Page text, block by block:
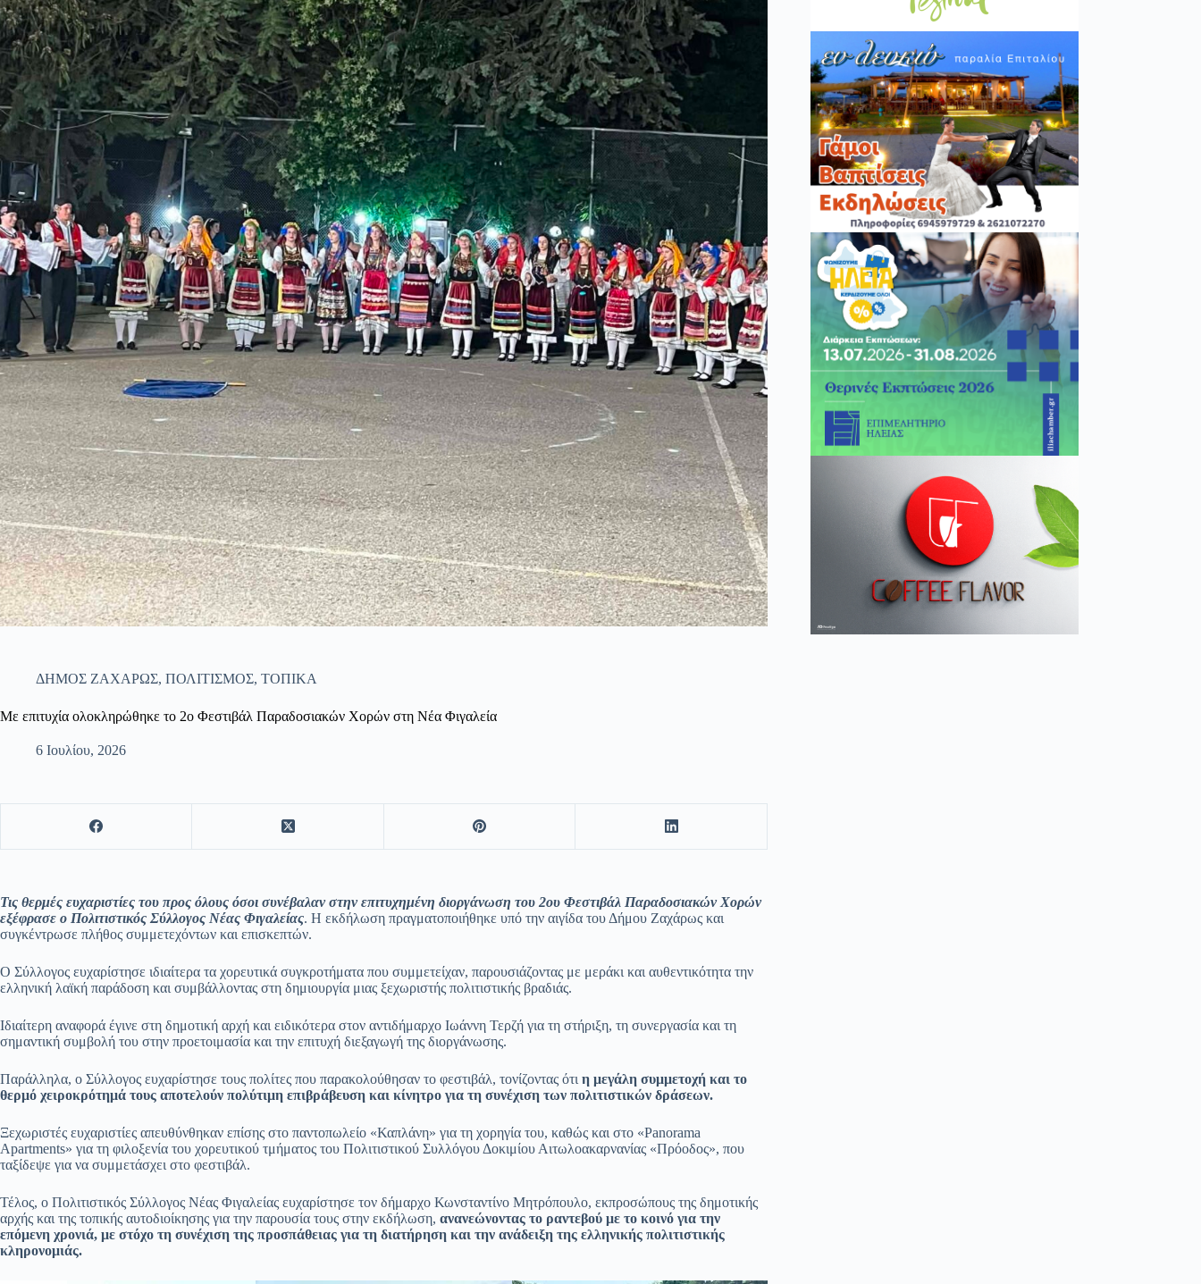
ΔΗΜΟΣ ΖΑΧΑΡΩΣ, ΠΟΛΙΤΙΣΜΟΣ, ΤΟΠΙΚΑ
Με επιτυχία ολοκληρώθηκε το 2ο Φεστιβάλ Παραδοσιακών Χορών στη Νέα Φιγαλεία
6 Ιουλίου, 2026
Τις θερμές ευχαριστίες του προς όλους όσοι συνέβαλαν στην επιτυχημένη διοργάνωση του 2ου Φεστιβάλ Παραδοσιακών Χορών
εξέφρασε ο Πολιτιστικός Σύλλογος Νέας Φιγαλείας. Η εκδήλωση πραγματοποιήθηκε υπό την αιγίδα του Δήμου Ζαχάρως και
συγκέντρωσε πλήθος συμμετεχόντων και επισκεπτών.
Ο Σύλλογος ευχαρίστησε ιδιαίτερα τα χορευτικά συγκροτήματα που συμμετείχαν, παρουσιάζοντας με μεράκι και αυθεντικότητα την
ελληνική λαϊκή παράδοση και συμβάλλοντας στη δημιουργία μιας ξεχωριστής πολιτιστικής βραδιάς.
Ιδιαίτερη αναφορά έγινε στη δημοτική αρχή και ειδικότερα στον αντιδήμαρχο Ιωάννη Τερζή για τη στήριξη, τη συνεργασία και τη
σημαντική συμβολή του στην προετοιμασία και την επιτυχή διεξαγωγή της διοργάνωσης.
Παράλληλα, ο Σύλλογος ευχαρίστησε τους πολίτες που παρακολούθησαν το φεστιβάλ, τονίζοντας ότι η μεγάλη συμμετοχή και το
θερμό χειροκρότημά τους αποτελούν πολύτιμη επιβράβευση και κίνητρο για τη συνέχιση των πολιτιστικών δράσεων.
Ξεχωριστές ευχαριστίες απευθύνθηκαν επίσης στο παντοπωλείο «Καπλάνη» για τη χορηγία του, καθώς και στο «Panorama
Apartments» για τη φιλοξενία του χορευτικού τμήματος του Πολιτιστικού Συλλόγου Δοκιμίου Αιτωλοακαρνανίας «Πρόοδος», που
ταξίδεψε για να συμμετάσχει στο φεστιβάλ.
Τέλος, ο Πολιτιστικός Σύλλογος Νέας Φιγαλείας ευχαρίστησε τον δήμαρχο Κωνσταντίνο Μητρόπουλο, εκπροσώπους της δημοτικής
αρχής και της τοπικής αυτοδιοίκησης για την παρουσία τους στην εκδήλωση, ανανεώνοντας το ραντεβού με το κοινό για την
επόμενη χρονιά, με στόχο τη συνέχιση της προσπάθειας για τη διατήρηση και την ανάδειξη της ελληνικής πολιτιστικής
κληρονομιάς.